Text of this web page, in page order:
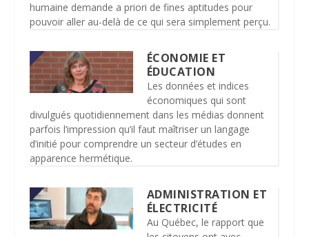
humaine demande a priori de fines aptitudes pour
pouvoir aller au-delà de ce qui sera simplement perçu.
ÉCONOMIE ET
ÉDUCATION
Les données et indices
économiques qui sont
divulgués quotidiennement dans les médias donnent
parfois l’impression qu’il faut maîtriser un langage
d’initié pour comprendre un secteur d’études en
apparence hermétique.
ADMINISTRATION ET
ÉLECTRICITÉ
Au Québec, le rapport que